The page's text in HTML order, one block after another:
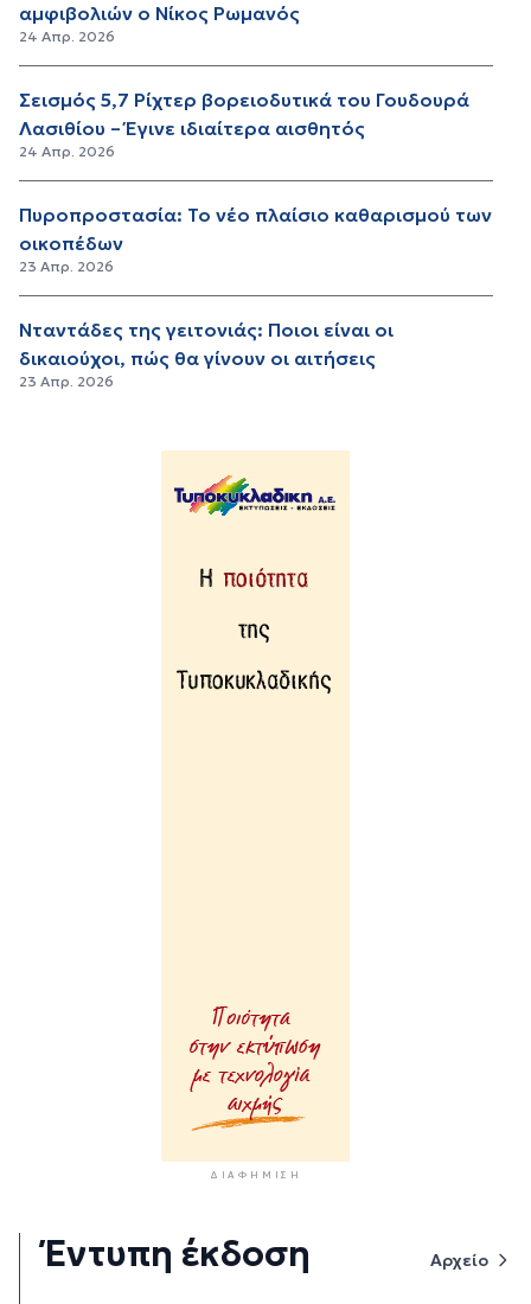
αμφιβολιών ο Νίκος Ρωμανός
24 Απρ. 2026
Σεισμός 5,7 Ρίχτερ βορειοδυτικά του Γουδουρά
Λασιθίου – Έγινε ιδιαίτερα αισθητός
24 Απρ. 2026
Πυροπροστασία: Το νέο πλαίσιο καθαρισμού των
οικοπέδων
23 Απρ. 2026
Νταντάδες της γειτονιάς: Ποιοι είναι οι
δικαιούχοι, πώς θα γίνουν οι αιτήσεις
23 Απρ. 2026
ΔΙΑΦΉΜΙΣΗ
Έντυπη έκδοση Αρχείο